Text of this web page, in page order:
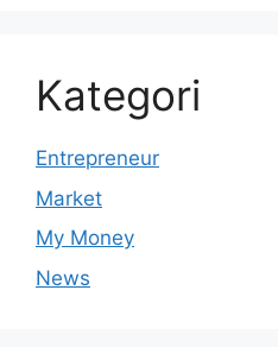
Kategori
Entrepreneur
Market
My Money
News